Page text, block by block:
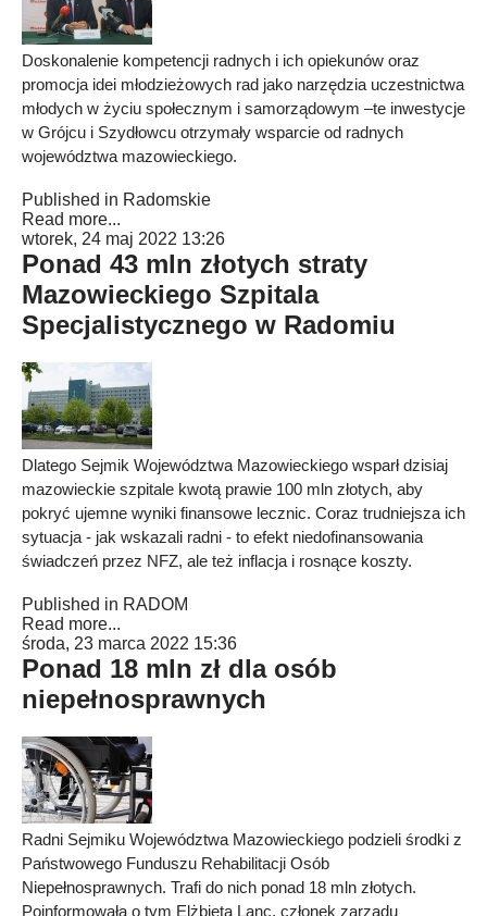
Doskonalenie kompetencji radnych i ich opiekunów oraz
promocja idei młodzieżowych rad jako narzędzia uczestnictwa
młodych w życiu społecznym i samorządowym –te inwestycje
w Grójcu i Szydłowcu otrzymały wsparcie od radnych
województwa mazowieckiego.
Published in Radomskie
Read more...
wtorek, 24 maj 2022 13:26
Ponad 43 mln złotych straty
Mazowieckiego Szpitala
Specjalistycznego w Radomiu
Dlatego Sejmik Województwa Mazowieckiego wsparł dzisiaj
mazowieckie szpitale kwotą prawie 100 mln złotych, aby
pokryć ujemne wyniki finansowe lecznic. Coraz trudniejsza ich
sytuacja - jak wskazali radni - to efekt niedofinansowania
świadczeń przez NFZ, ale też inflacja i rosnące koszty.
Published in RADOM
Read more...
środa, 23 marca 2022 15:36
Ponad 18 mln zł dla osób
niepełnosprawnych
Radni Sejmiku Województwa Mazowieckiego podzieli środki z
Państwowego Funduszu Rehabilitacji Osób
Niepełnosprawnych. Trafi do nich ponad 18 mln złotych.
Poinformowała o tym Elżbieta Lanc, członek zarządu